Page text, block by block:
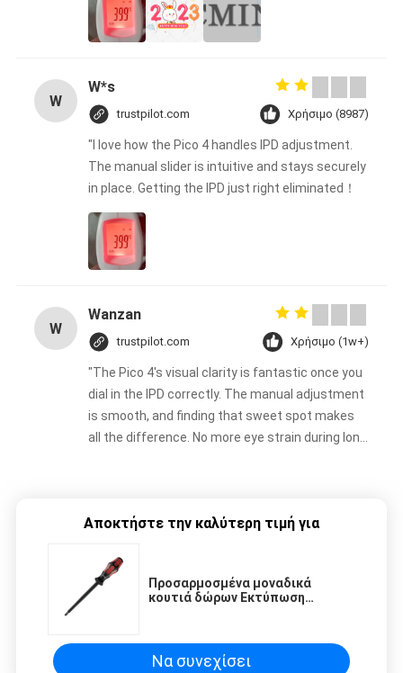
W
W*s
trustpilot.com Χρήσιμο (8987)
"I love how the Pico 4 handles IPD adjustment.
The manual slider is intuitive and stays securely
in place. Getting the IPD just right eliminated！
W
Wanzan
trustpilot.com Χρήσιμο (1w+)
"The Pico 4's visual clarity is fantastic once you
dial in the IPD correctly. The manual adjustment
is smooth, and finding that sweet spot makes
all the difference. No more eye strain during long
manual adjustment is smooth, and finding that
eye strain during long sessions. Highly
recommend taking the time to set it up
adjustment is smooth, and finding that sweet
Αποκτήστε την καλύτερη τιμή για
Προσαρμοσμένα μοναδικά
κουτιά δώρων Εκτύπωση
Βαλεντίνος Ροζ κουτί δώρο
Να συνεχίσει